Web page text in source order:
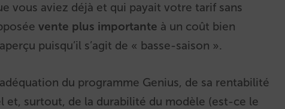
vous aviez déjà et qui payait votre tarif sans
vente plus importante à un coût bien
puisqu’il s’agit de « basse-saison ».
du programme Genius, de sa rentabilité
et, surtout, de la durabilité du modèle (est-ce le